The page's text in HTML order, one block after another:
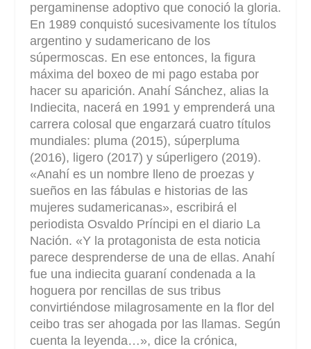
pergaminense adoptivo que conoció la gloria.
En 1989 conquistó sucesivamente los títulos
argentino y sudamericano de los
súpermoscas. En ese entonces, la figura
máxima del boxeo de mi pago estaba por
hacer su aparición. Anahí Sánchez, alias la
Indiecita, nacerá en 1991 y emprenderá una
carrera colosal que engarzará cuatro títulos
mundiales: pluma (2015), súperpluma
(2016), ligero (2017) y súperligero (2019).
«Anahí es un nombre lleno de proezas y
sueños en las fábulas e historias de las
mujeres sudamericanas», escribirá el
periodista Osvaldo Príncipi en el diario La
Nación. «Y la protagonista de esta noticia
parece desprenderse de una de ellas. Anahí
fue una indiecita guaraní condenada a la
hoguera por rencillas de sus tribus
convirtiéndose milagrosamente en la flor del
ceibo tras ser ahogada por las llamas. Según
cuenta la leyenda…», dice la crónica,